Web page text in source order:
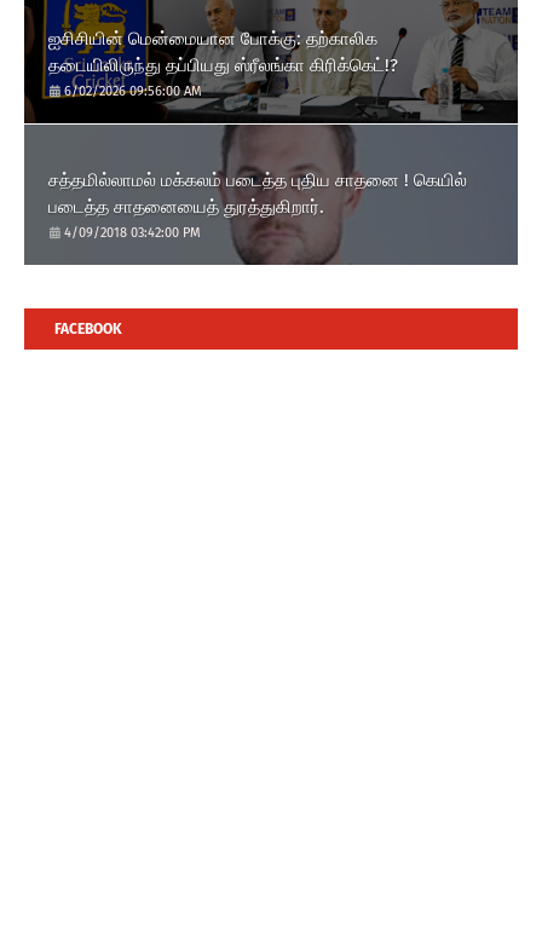
ஐசிசியின் மென்மையான போக்கு: தற்காலிக
தடையிலிருந்து தப்பியது ஸ்ரீலங்கா கிரிக்கெட்!?
6/02/2026 09:56:00 AM
சத்தமில்லாமல் மக்கலம் படைத்த புதிய சாதனை ! கெயில்
படைத்த சாதனையைத் துரத்துகிறார்.
4/09/2018 03:42:00 PM
FACEBOOK